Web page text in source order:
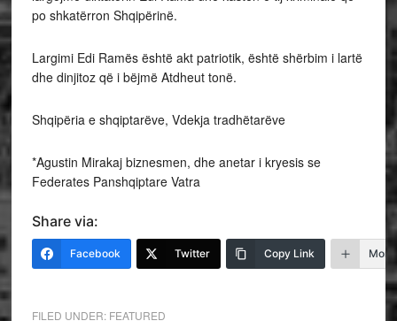
po shkatërron Shqipërinë.
Largimi Edi Ramës është akt patriotik, është shërbim i lartë
dhe dinjitoz që i bëjmë Atdheut tonë.
Shqipëria e shqiptarëve, Vdekja tradhëtarëve
*Agustin Mirakaj biznesmen, dhe anetar i kryesis se
Federates Panshqiptare Vatra
Share via:
Facebook Twitter Copy Link More
FILED UNDER: FEATURED